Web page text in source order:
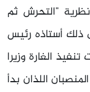
"التحرش ثم
ذلك أستاذه رئيس
الغارة وزيرا
اللذان بدأ